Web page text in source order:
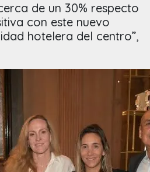
de un 30% respecto
con este nuevo
hotelera del centro”,